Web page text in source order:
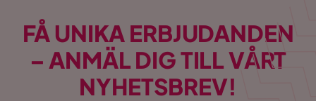
FÅ UNIKA ERBJUDANDEN
– ANMÄL DIG TILL VÅRT
NYHETSBREV!